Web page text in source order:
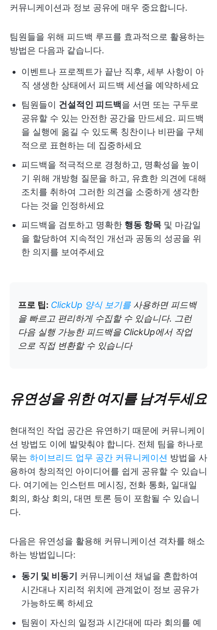
커뮤니케이션과 정보 공유에 매우 중요합니다.
팀원들을 위해 피드백 루프를 효과적으로 활용하는
방법은 다음과 같습니다.
이벤트나 프로젝트가 끝난 직후, 세부 사항이 아
직 생생한 상태에서 피드백 세션을 예약하세요
팀원들이 건설적인 피드백을 서면 또는 구두로
공유할 수 있는 안전한 공간을 만드세요. 피드백
을 실행에 옮길 수 있도록 칭찬이나 비판을 구체
적으로 표현하는 데 집중하세요
피드백을 적극적으로 경청하고, 명확성을 높이
기 위해 개방형 질문을 하고, 유효한 의견에 대해
조치를 취하여 그러한 의견을 소중하게 생각한
다는 것을 인정하세요
피드백을 검토하고 명확한 행동 항목 및 마감일
을 할당하여 지속적인 개선과 공동의 성공을 위
한 의지를 보여주세요
프로 팁: ClickUp 양식 보기를 사용하면 피드백
을 빠르고 편리하게 수집할 수 있습니다. 그런
다음 실행 가능한 피드백을 ClickUp에서 작업
으로 직접 변환할 수 있습니다
유연성을 위한 여지를 남겨두세요
현대적인 작업 공간은 유연하기 때문에 커뮤니케이
션 방법도 이에 발맞춰야 합니다. 전체 팀을 하나로
묶는 하이브리드 업무 공간 커뮤니케이션 방법을 사
용하여 창의적인 아이디어를 쉽게 공유할 수 있습니
다. 여기에는 인스턴트 메시징, 전화 통화, 일대일
회의, 화상 회의, 대면 토론 등이 포함될 수 있습니
다.
다음은 유연성을 활용해 커뮤니케이션 격차를 해소
하는 방법입니다:
동기 및 비동기 커뮤니케이션 채널을 혼합하여
시간대나 지리적 위치에 관계없이 정보 공유가
가능하도록 하세요
팀원이 자신의 일정과 시간대에 따라 회의를 예